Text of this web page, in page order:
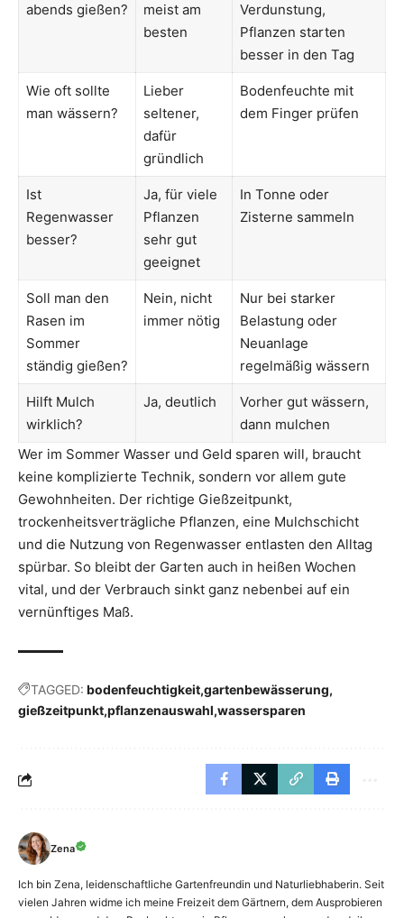
abends gießen?
meist am
besten
Verdunstung,
Pflanzen starten
besser in den Tag
Wie oft sollte
man wässern?
Lieber
seltener,
dafür
gründlich
Bodenfeuchte mit
dem Finger prüfen
Ist
Regenwasser
besser?
Ja, für viele
Pflanzen
sehr gut
geeignet
In Tonne oder
Zisterne sammeln
Soll man den
Rasen im
Sommer
ständig gießen?
Nein, nicht
immer nötig
Nur bei starker
Belastung oder
Neuanlage
regelmäßig wässern
Hilft Mulch
wirklich?
Ja, deutlich
Vorher gut wässern,
dann mulchen
Wer im Sommer Wasser und Geld sparen will, braucht
keine komplizierte Technik, sondern vor allem gute
Gewohnheiten. Der richtige Gießzeitpunkt,
trockenheitsverträgliche Pflanzen, eine Mulchschicht
und die Nutzung von Regenwasser entlasten den Alltag
spürbar. So bleibt der Garten auch in heißen Wochen
vital, und der Verbrauch sinkt ganz nebenbei auf ein
vernünftiges Maß.
TAGGED: bodenfeuchtigkeit gartenbewässerung
gießzeitpunkt pflanzenauswahl wassersparen
Zena
Ich bin Zena, leidenschaftliche Gartenfreundin und Naturliebhaberin. Seit
vielen Jahren widme ich meine Freizeit dem Gärtnern, dem Ausprobieren